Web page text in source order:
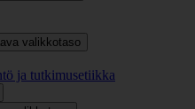
valikkotaso
ja tutkimusetiikka